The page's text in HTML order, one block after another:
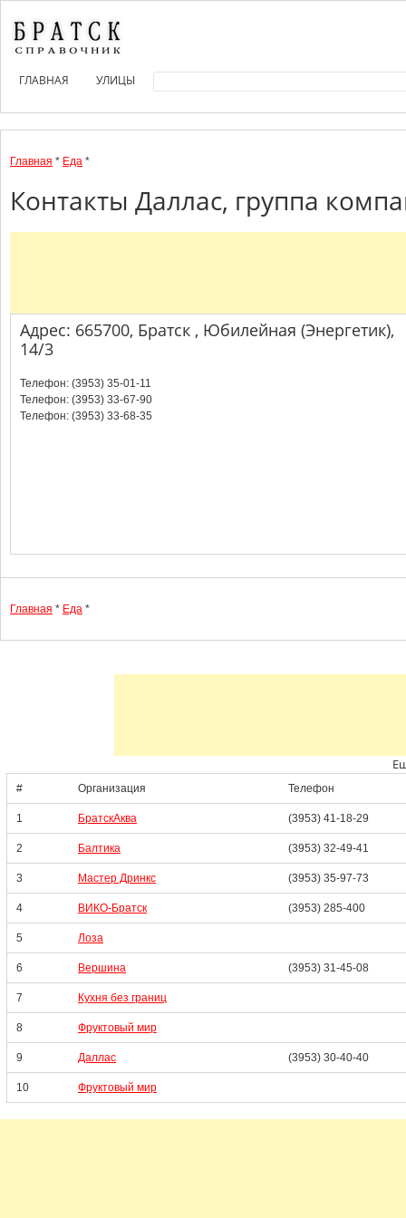
ГЛАВНАЯ УЛИЦЫ
Главная * Еда *
Контакты Даллас, группа
Адрес: 665700, Братск , Юбилейная (Энергетик),
14/3
Телефон: (3953) 35-01-11
Телефон: (3953) 33-67-90
Телефон: (3953) 33-68-35
Главная * Еда *
# Организация Телефон
1 БратскАква (3953) 41-18-29
2 Балтика (3953) 32-49-41
3 Мастер Дринкс (3953) 35-97-73
4 ВИКО-Братск (3953) 285-400
5 Лоза
6 Вершина (3953) 31-45-08
7 Кухня без границ
8 Фруктовый мир
9 Даллас (3953) 30-40-40
10 Фруктовый мир